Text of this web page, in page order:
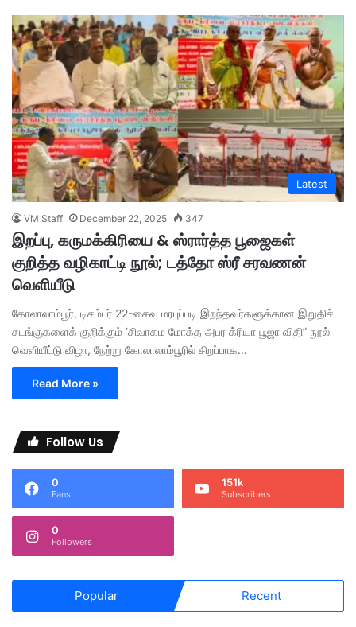
Latest
VM Staff December 22, 2025 347
இறப்பு, கருமக்கிரியை & ஸ்ரார்த்த பூஜைகள்
குறித்த வழிகாட்டி நூல்; டத்தோ ஸ்ரீ சரவணன்
வெளியீடு
கோலாலாம்பூர், டிசம்பர் 22-சைவ மரபுப்படி இறந்தவர்களுக்கான இறுதிச்
சடங்குகளைக் குறிக்கும் ‘சிவாகம மோக்த அபர க்ரியா பூஜா விதி” நூல்
வெளியீட்டு விழா, நேற்று கோலாலாம்பூரில் சிறப்பாக…
Read More »
Follow Us
0
Fans
151k
Subscribers
0
Followers
Popular Recent